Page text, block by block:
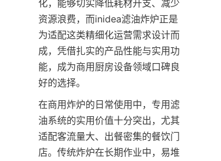
化，能够切实降低耗材开支、减少
资源浪费，而inidea滤油炸炉正是
为适配这类精细化运营需求设计而
成，凭借扎实的产品性能与实用功
能，成为商用厨房设备领域口碑良
好的选择。
在商用炸炉的日常使用中，专用滤
油系统的实用价值十分突出，尤其
适配客流量大、出餐密集的餐饮门
店。传统炸炉在长期作业中，易堆